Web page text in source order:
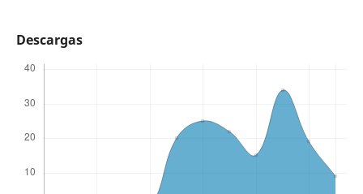
Descargas